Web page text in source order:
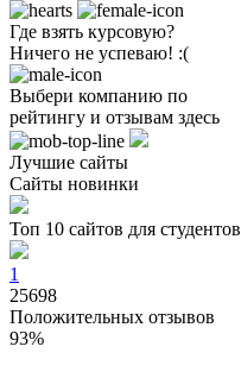
Где взять курсовую?
Ничего не успеваю! :(
Выбери компанию по
рейтингу и отзывам здесь
Лучшие сайты
Сайты новинки
Топ 10 сайтов для студентов
1
25698
Положительных отзывов
93%